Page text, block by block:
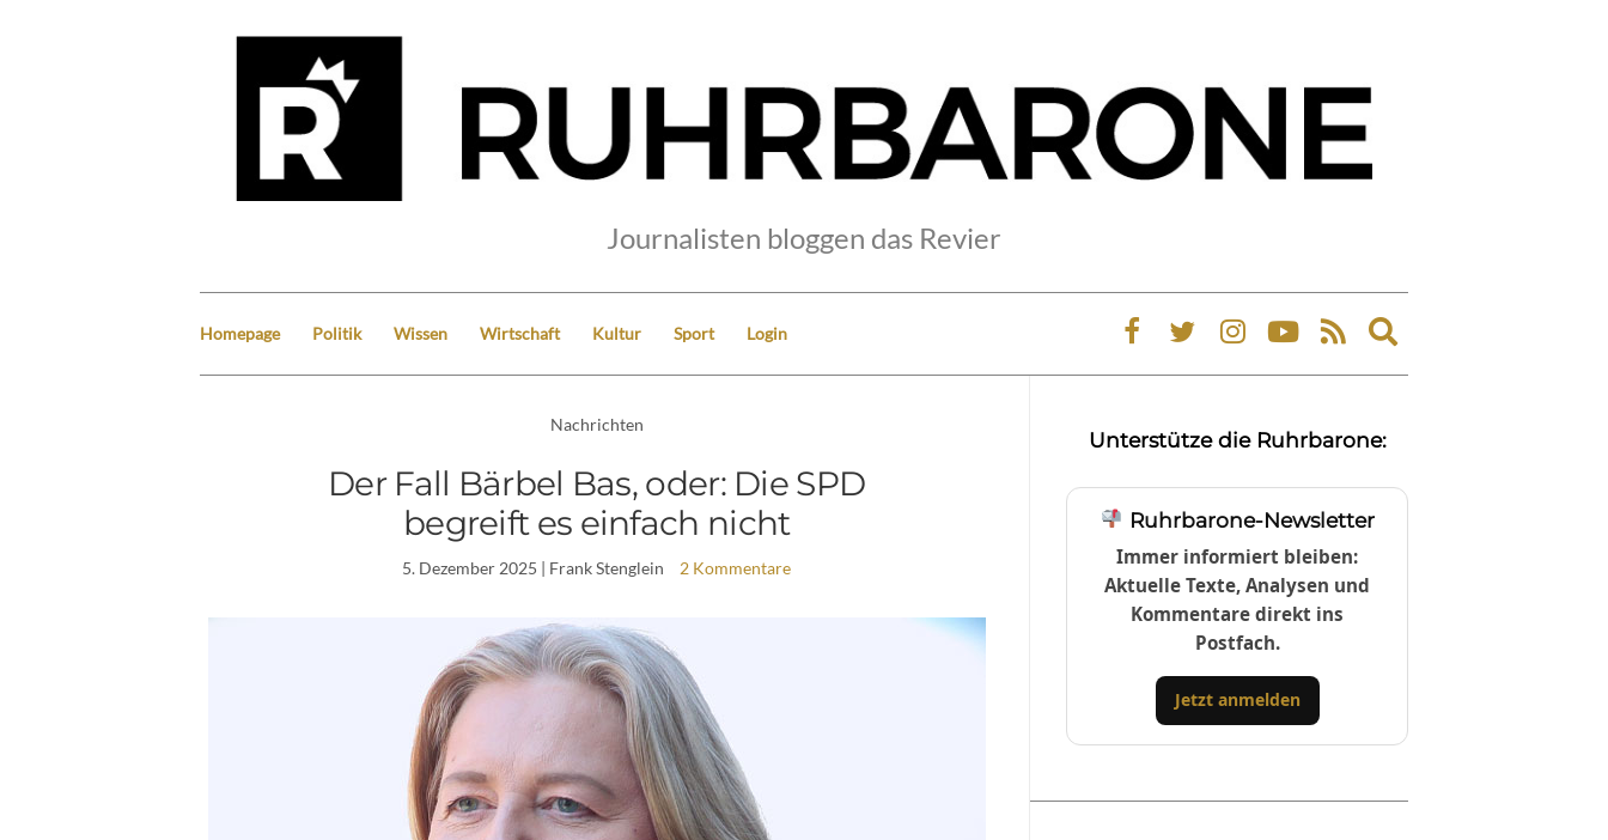
Journalisten bloggen das Revier
Homepage Politik Wissen Wirtschaft Kultur Sport Login
Expand
search
Nachrichten
Der Fall Bärbel Bas, oder: Die SPD
begreift es einfach nicht
5. Dezember 2025 | Frank Stenglein 2 Kommentare
Unterstütze die Ruhrbarone:
Ruhrbarone-Newsletter
Immer informiert bleiben:
Aktuelle Texte, Analysen und
Kommentare direkt ins
Postfach.
Jetzt anmelden